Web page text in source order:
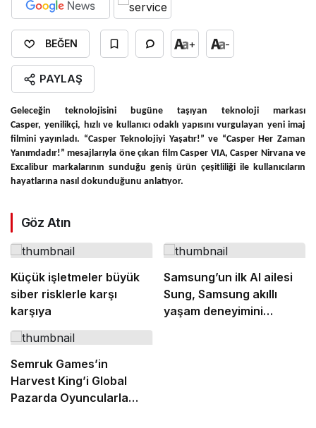
BEĞEN + -
PAYLAŞ
Geleceğin teknolojisini bugüne taşıyan teknoloji markası
Casper, yenilikçi, hızlı ve kullanıcı odaklı yapısını vurgulayan yeni imaj
filmini yayınladı. “Casper Teknolojiyi Yaşatır!” ve “Casper Her Zaman
Yanımdadır!” mesajlarıyla öne çıkan film Casper VIA, Casper Nirvana ve
Excalibur markalarının sunduğu geniş ürün çeşitliliği ile kullanıcıların
hayatlarına nasıl dokunduğunu anlatıyor.
Göz Atın
Küçük işletmeler büyük
siber risklerle karşı
karşıya
Samsung’un ilk AI ailesi
Sung, Samsung akıllı
yaşam deneyimini
Semruk Games’in
Harvest King’i Global
Pazarda Oyuncularla